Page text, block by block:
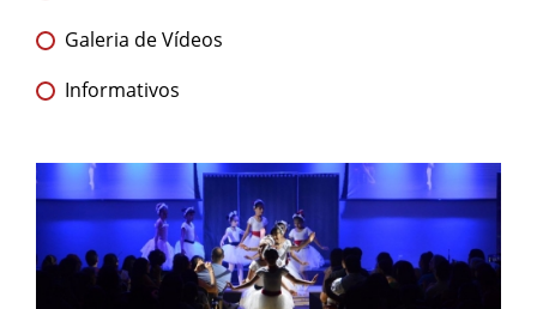
Galeria de Vídeos
Informativos